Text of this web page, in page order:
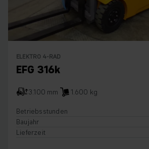
ELEKTRO 4-RAD
EFG 316k
3.100 mm
1.600 kg
Betriebsstunden
Baujahr
Lieferzeit